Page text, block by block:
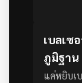
เบลเซ
ภูมิฐาน
แค่หยิบเ